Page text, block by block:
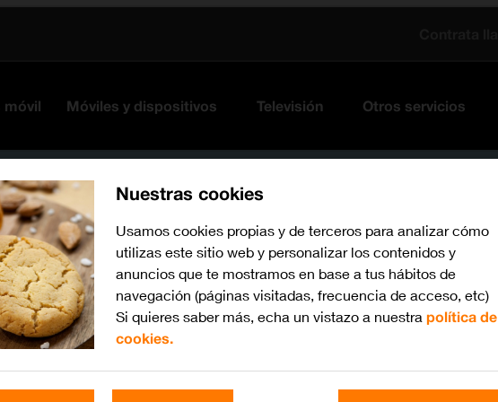
móvil Móviles y dispositivos Televisión Otros servicios
watchOS 10
Nuestras cookies
Usamos cookies propias y de terceros para analizar cómo
utilizas este sitio web y personalizar los contenidos y
anuncios que te mostramos en base a tus hábitos de
navegación (páginas visitadas, frecuencia de acceso, etc)
Si quieres saber más, echa un vistazo a nuestra política de
cookies.